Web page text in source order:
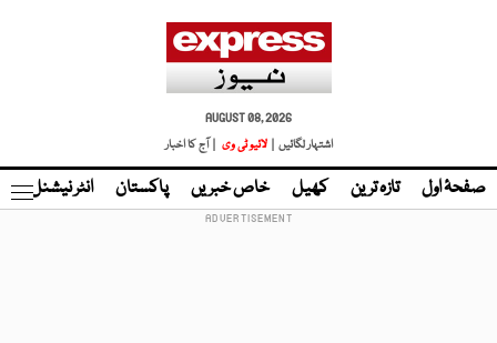
AUGUST 08, 2026
اشتہار لگائیں |
لائیو ٹی وی | آج کا اخبار
صفحۂ اول تازہ ترین کھیل خاص خبریں پاکستان انٹر نیشنل